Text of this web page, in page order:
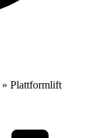
» Plattformlift